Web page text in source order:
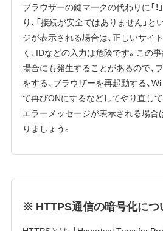
ブラウザーの鍵マークの代わりに「！
り、「接続が安全ではありません」
ジが表示される場合は、正しいサイ
く、IDなどの入力は危険です。この
場合にも発生することがあるので、
をする、ブラウザーを再起動する、
て再びONにするなどしてやり直し
エラーメッセージが表示される場合
りましょう。
※ HTTPS通信の暗号化につ